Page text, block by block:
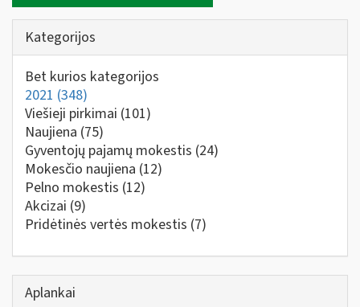
Kategorijos
Bet kurios kategorijos
2021 (348)
Viešieji pirkimai (101)
Naujiena (75)
Gyventojų pajamų mokestis (24)
Mokesčio naujiena (12)
Pelno mokestis (12)
Akcizai (9)
Pridėtinės vertės mokestis (7)
Aplankai